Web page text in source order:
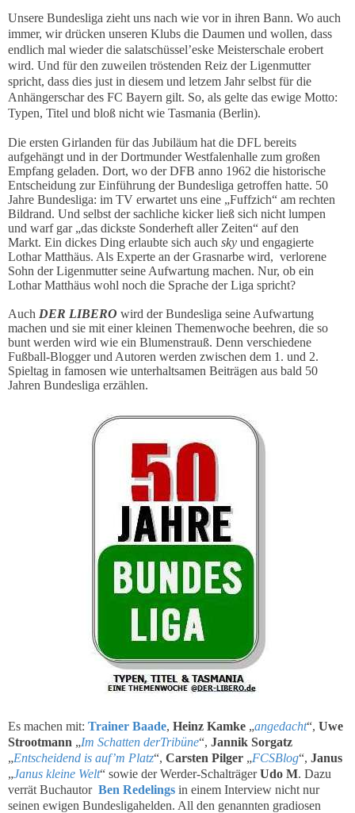
Unsere Bundesliga zieht uns nach wie vor in ihren Bann. Wo auch
immer, wir drücken unseren Klubs die Daumen und wollen, dass
endlich mal wieder die salatschüssel’eske Meisterschale erobert
wird. Und für den zuweilen tröstenden Reiz der Ligenmutter
spricht, dass dies just in diesem und letzem Jahr selbst für die
Anhängerschar des FC Bayern gilt. So, als gelte das ewige Motto:
Typen, Titel und bloß nicht wie Tasmania (Berlin).
Die ersten Girlanden für das Jubiläum hat die DFL bereits
aufgehängt und in der Dortmunder Westfalenhalle zum großen
Empfang geladen. Dort, wo der DFB anno 1962 die historische
Entscheidung zur Einführung der Bundesliga getroffen hatte. 50
Jahre Bundesliga: im TV erwartet uns eine „Fuffzich“ am rechten
Bildrand. Und selbst der sachliche kicker ließ sich nicht lumpen
und warf gar „das dickste Sonderheft aller Zeiten“ auf den
Markt. Ein dickes Ding erlaubte sich auch sky und engagierte
Lothar Matthäus. Als Experte an der Grasnarbe wird, verlorene
Sohn der Ligenmutter seine Aufwartung machen. Nur, ob ein
Lothar Matthäus wohl noch die Sprache der Liga spricht?
Auch DER LIBERO wird der Bundesliga seine Aufwartung
machen und sie mit einer kleinen Themenwoche beehren, die so
bunt werden wird wie ein Blumenstrauß. Denn verschiedene
Fußball-Blogger und Autoren werden zwischen dem 1. und 2.
Spieltag in famosen wie unterhaltsamen Beiträgen aus bald 50
Jahren Bundesliga erzählen.
Es machen mit: Trainer Baade, Heinz Kamke „angedacht“, Uwe
Strootmann „Im Schatten derTribüne“, Jannik Sorgatz
„Entscheidend is auf’m Platz“, Carsten Pilger „FCSBlog“, Janus
„Janus kleine Welt“ sowie der Werder-SchalträgerUdo M. Dazu
verrät Buchautor Ben Redelings in einem Interview nicht nur
seinen ewigen Bundesligahelden. All den genannten gradiosen